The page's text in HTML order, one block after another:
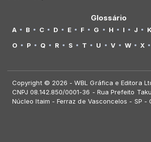
Glossário
A B C D E F G H I J K
O
P Q R S T U V W X
Copyright © 2026 - WBL Gráfica e Editora
CNPJ 08.142.850/0001-36 - Rua Prefeito
Núcleo Itaim - Ferraz de Vasconcelos - SP -